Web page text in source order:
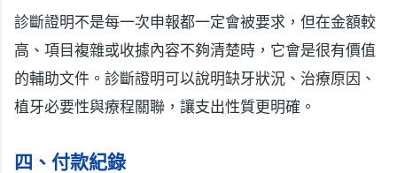
診斷證明不是每一次申報都一定會被要求，但在金額較
高、項目複雜或收據內容不夠清楚時，它會是很有價值
的輔助文件。診斷證明可以說明缺牙狀況、治療原因、
植牙必要性與療程關聯，讓支出性質更明確。
四、付款紀錄